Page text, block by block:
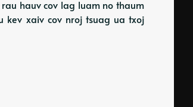
hauv cov lag luam no thaum
kev xaiv cov nroj tsuag ua txoj